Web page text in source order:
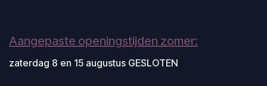
Aangepaste openingstijden zomer:
zaterdag 8 en 15 augustus GESLOTEN